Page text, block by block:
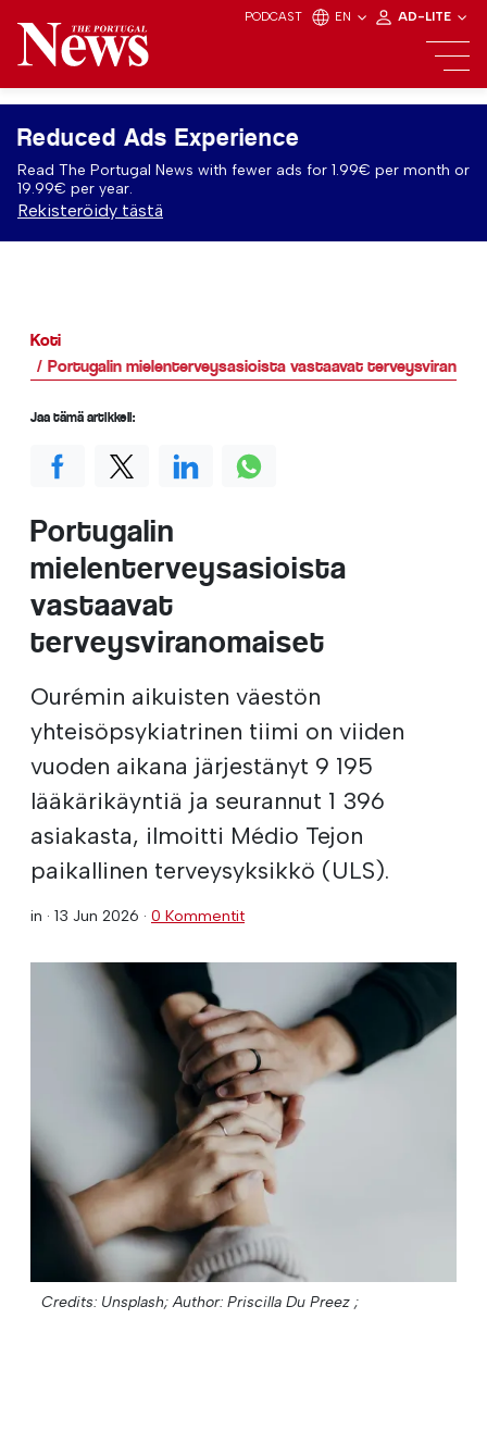
PODCAST EN AD-LITE
Reduced Ads Experience
Read The Portugal News with fewer ads for 1.99€ per month or
19.99€ per year.
Rekisteröidy tästä
Koti
Portugalin mielenterveysasioista vastaavat
Portugalin
mielenterveysasioista
vastaavat
terveysviranomaiset
Ourémin aikuisten väestön
yhteisöpsykiatrinen tiimi on viiden
vuoden aikana järjestänyt 9 195
lääkärikäyntiä ja seurannut 1 396
asiakasta, ilmoitti Médio Tejon
paikallinen terveysyksikkö (ULS).
in · 13 Jun 2026 · 0 Kommentit
Credits: Unsplash; Author: Priscilla Du Preez ;
Jaa tämä artikkeli: